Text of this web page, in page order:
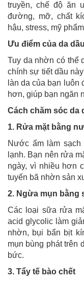
truyền, chế độ ăn
đường, mỡ, chất
hậu, stress, mỹ
Ưu điểm của da dầu
Tuy da nhờn có thể
chính sự tiết dầu
làn da của bạn luôn
hơn, giúp bạn ngăn
Cách chăm sóc da
1. Rửa mặt bằng
Nước ấm làm
lạnh. Bạn nên rửa
ngày, vì nhiều hơn
tuyến bã nhờn sản
2. Ngừa mụn bằng
Các loại sữa rửa
acid glycolic làm
nhờn, bụi bẩn bịt
mụn bùng phát trên
bức.
3. Tẩy tế bào chết